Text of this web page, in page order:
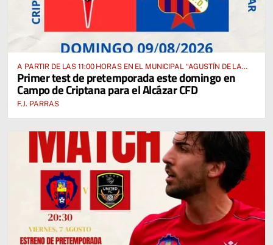
A PARTIR DE LAS 11:00 HORAS EN EL MUNICIPAL “AGUSTÍN DE LA
FUENTE” ANTE EL CUD CRIPTANENSE
Primer test de pretemporada este domingo en
Campo de Criptana para el Alcázar CFD
F.J. PARRAS